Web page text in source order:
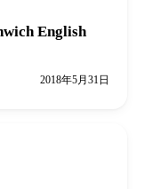
English
2018年5月31日